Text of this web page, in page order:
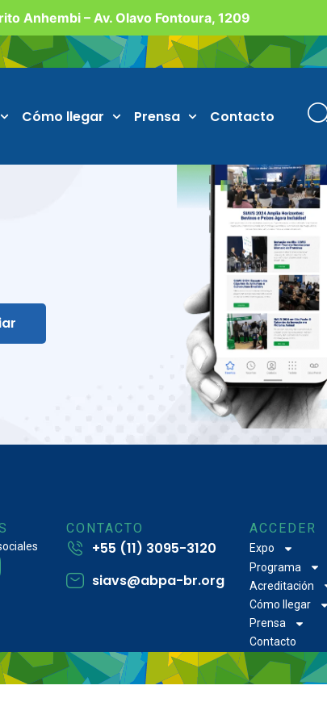
Anhembi – Av. Olavo Fontoura, 1209
Cómo llegar Prensa Contacto
CONTACTO
+55 (11) 3095-3120
siavs@abpa-br.org
ACCEDER
Expo
Programa
Acreditación
Cómo llegar
Prensa
Contacto